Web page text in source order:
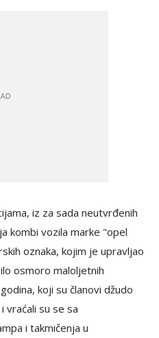
iz za sada neutvrđenih
kombi vozila marke "opel
oznaka, kojim je upravljao
osmoro maloljetnih
koji su članovi džudo
vraćali su se sa
i takmičenja u